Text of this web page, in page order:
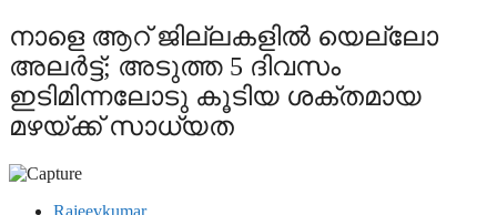
നാളെ ആറ് ജില്ലകളില്‍ യെല്ലോ
അലര്‍ട്ട്; അടുത്ത 5 ദിവസം
ഇടിമിന്നലോടു കൂടിയ ശക്തമായ
മഴയ്ക്ക് സാധ്യത
Rajeevkumar